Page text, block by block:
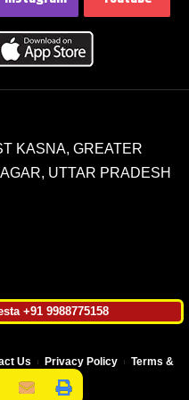
KASNA, GREATER
UTTAR PRADESH
+91 9988775158
Us Privacy Policy Terms &